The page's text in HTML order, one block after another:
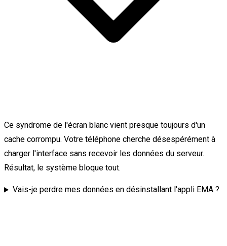
Ce syndrome de l'écran blanc vient presque toujours d'un
cache corrompu. Votre téléphone cherche désespérément à
charger l'interface sans recevoir les données du serveur.
Résultat, le système bloque tout.
Vais-je perdre mes données en désinstallant l'appli EMA ?